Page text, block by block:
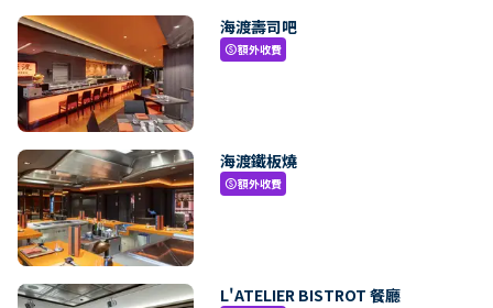
海渡壽司吧
paid額外收費
海渡鐵板燒
paid額外收費
L'ATELIER BISTROT 餐廳